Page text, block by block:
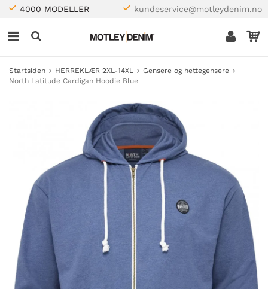
4000 MODELLER kundeservice@motleydenim.no
Startsiden HERREKLÆR 2XL-14XL
Gensere og hettegensere
North Latitude Cardigan Hoodie Blue